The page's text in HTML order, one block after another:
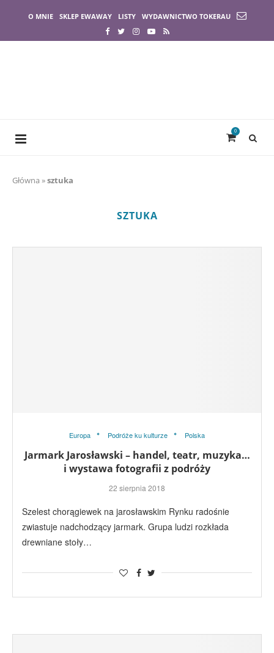
O MNIE SKLEP EWAWAY LISTY WYDAWNICTWO TOKERAU
0
Główna »sztuka
SZTUKA
Europa Podróże ku kulturze Polska
Jarmark Jarosławski – handel, teatr, muzyka…
i wystawa fotografii z podróży
22 sierpnia 2018
Szelest chorągiewek na jarosławskim Rynku radośnie
zwiastuje nadchodzący jarmark. Grupa ludzi rozkłada
drewniane stoły…